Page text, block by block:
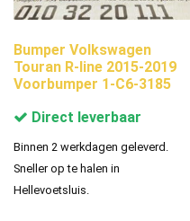
Bumper Volkswagen
Touran R-line 2015-2019
Voorbumper 1-C6-3185
Direct leverbaar
Binnen 2 werkdagen geleverd.
Sneller op te halen in
Hellevoetsluis.